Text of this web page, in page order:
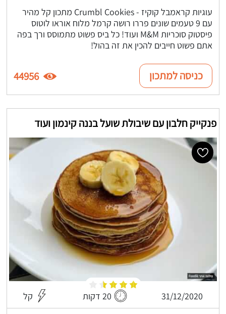
עוגיות קראמבל קוקיז - Crumbl Cookies מתכון קל מהיר
עם 9 טעמים שונים פררו רושה קרמל מלוח אוראו לוטוס
פיסטוק סוכריות M&M ועוד! כל ביס פשוט מתמוסס ורך בפה
אתם פשוט חייבים להכין את זה בהול!
כניסה למתכון 44956
פנקייק חלבון עם שיבולת שועל בננה קינמון ועוד
31/12/2020 20 דקות קל